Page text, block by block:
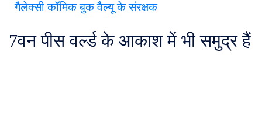
गैलेक्सी कॉमिक बुक वैल्यू के संरक्षक
7वन पीस वर्ल्ड के आकाश में भी समुद्र हैं